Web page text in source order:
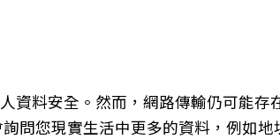
資料安全。然而，網路傳輸仍可能存
問您現實生活中更多的資料，例